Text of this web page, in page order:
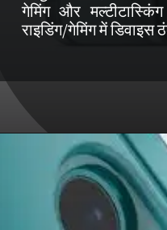
गेमिंग और